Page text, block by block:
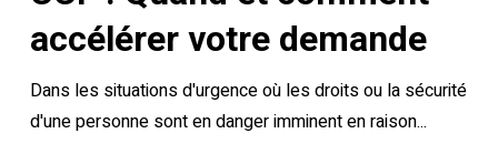
Quand
et
comment
accélérer
accélérer votre demande
Dans les situations d'urgence où les droits ou la sécurité
d'une personne sont en danger imminent en raison...